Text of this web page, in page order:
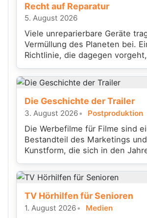
Recht auf Reparatur
5. August 2026
Viele unreparierbare Geräte
Vermüllung des Planeten bei.
Richtlinie, die dagegen
Kraft getreten
Die Geschichte der Trailer
3. August 2026 Postproduktion
Die Werbefilme für Filme sind
Bestandteil des Marketings
Kunstform, die sich in den
TV Hörhilfen für Senioren
1. August 2026 Medien